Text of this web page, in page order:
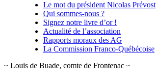
Le mot du président Nicolas Prévost
Qui sommes-nous ?
Signez notre livre d’or !
Actualité de l’association
Rapports moraux des AG
La Commission Franco-Québécoise
~ Louis de Buade, comte de Frontenac ~